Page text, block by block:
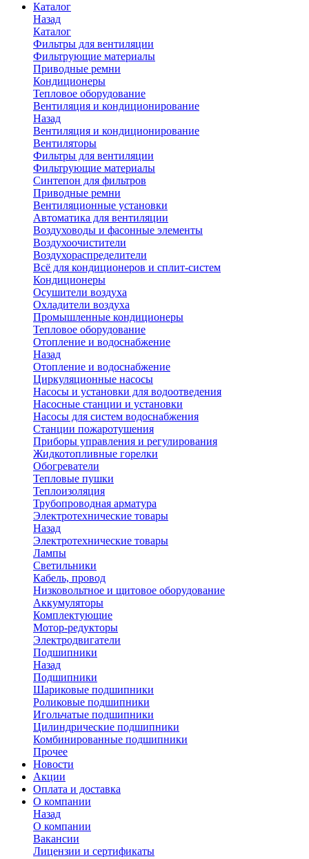
Каталог
Назад
Каталог
Фильтры для вентиляции
Фильтрующие материалы
Приводные ремни
Кондиционеры
Тепловое оборудование
Вентиляция и кондиционирование
Назад
Вентиляция и кондиционирование
Вентиляторы
Фильтры для вентиляции
Фильтрующие материалы
Синтепон для фильтров
Приводные ремни
Вентиляционные установки
Автоматика для вентиляции
Воздуховоды и фасонные элементы
Воздухоочистители
Воздухораспределители
Всё для кондиционеров и сплит-систем
Кондиционеры
Осушители воздуха
Охладители воздуха
Промышленные кондиционеры
Тепловое оборудование
Отопление и водоснабжение
Назад
Отопление и водоснабжение
Циркуляционные насосы
Насосы и установки для водоотведения
Насосные станции и установки
Насосы для систем водоснабжения
Станции пожаротушения
Приборы управления и регулирования
Жидкотопливные горелки
Обогреватели
Тепловые пушки
Теплоизоляция
Трубопроводная арматура
Электротехнические товары
Назад
Электротехнические товары
Лампы
Светильники
Кабель, провод
Низковольтное и щитовое оборудование
Аккумуляторы
Комплектующие
Мотор-редукторы
Электродвигатели
Подшипники
Назад
Подшипники
Шариковые подшипники
Роликовые подшипники
Игольчатые подшипники
Цилиндрические подшипники
Комбинированные подшипники
Прочее
Новости
Акции
Оплата и доставка
О компании
Назад
О компании
Вакансии
Лицензии и сертификаты